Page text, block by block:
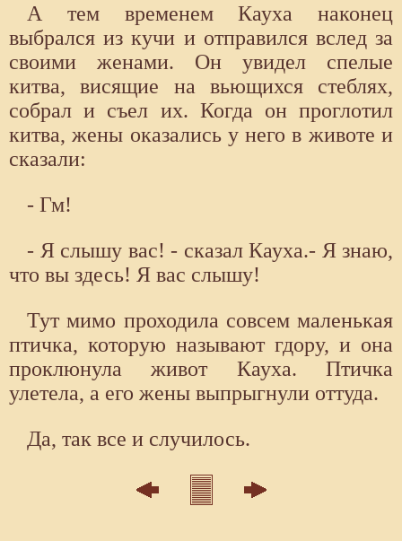
А тем временем Кауха наконец
выбрался из кучи и отправился вслед за
своими женами. Он увидел спелые
китва, висящие на вьющихся стеблях,
собрал и съел их. Когда он проглотил
китва, жены оказались у него в животе и
сказали:
- Гм!
- Я слышу вас! - сказал Кауха.- Я знаю,
что вы здесь! Я вас слышу!
Тут мимо проходила совсем маленькая
птичка, которую называют гдору, и она
проклюнула живот Кауха. Птичка
улетела, а его жены выпрыгнули оттуда.
Да, так все и случилось.